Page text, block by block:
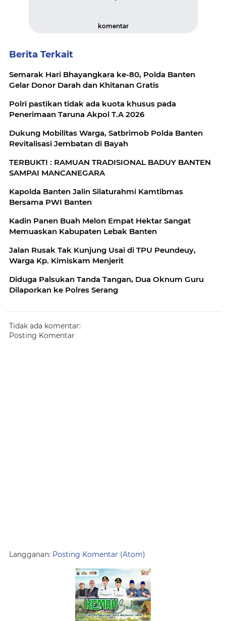
komentar
Berita Terkait
Semarak Hari Bhayangkara ke-80, Polda Banten
Gelar Donor Darah dan Khitanan Gratis
Polri pastikan tidak ada kuota khusus pada
Penerimaan Taruna Akpol T.A 2026
Dukung Mobilitas Warga, Satbrimob Polda Banten
Revitalisasi Jembatan di Bayah
TERBUKTI : RAMUAN TRADISIONAL BADUY BANTEN
SAMPAI MANCANEGARA
Kapolda Banten Jalin Silaturahmi Kamtibmas
Bersama PWI Banten
Kadin Panen Buah Melon Empat Hektar Sangat
Memuaskan Kabupaten Lebak Banten
Jalan Rusak Tak Kunjung Usai di TPU Peundeuy,
Warga Kp. Kimiskam Menjerit
Diduga Palsukan Tanda Tangan, Dua Oknum Guru
Dilaporkan ke Polres Serang
Tidak ada komentar:
Posting Komentar
Langganan: Posting Komentar (Atom)